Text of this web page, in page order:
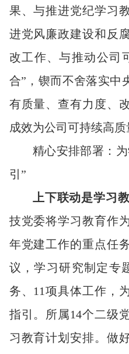
果、与推进党纪学习
进党风廉政建设和反
改工作、与推动公司
合”，锲而不舍落实中
有质量、查有力度、
成效为公司可持续高质
精心安排部署：
引”
上下联动是学习
技党委将学习教育作
年党建工作的重点任
议，学习研究制定专
务、11项具体工作，
指引。所属14个二级
习教育计划安排。做